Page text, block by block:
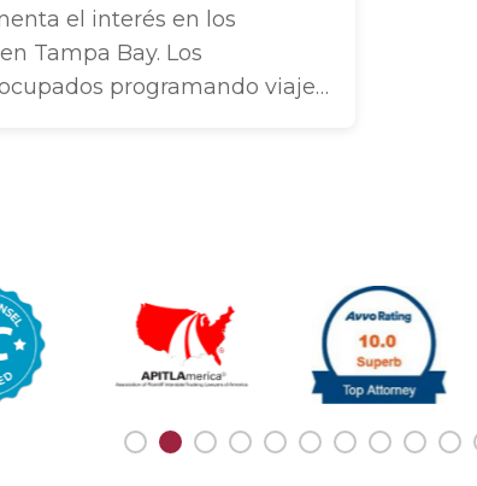
el interés en los
Tampa Bay. Los
programando viajes